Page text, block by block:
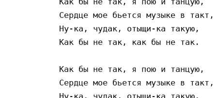
Сердце мое бьется музыке в такт,
Ну-ка, чудак, отыщи-ка такую,
Как бы не так, как бы не так.
Как бы не так, я пою и танцую,
Сердце мое бьется музыке в такт,
Ну-ка, чудак, отыщи-ка такую,